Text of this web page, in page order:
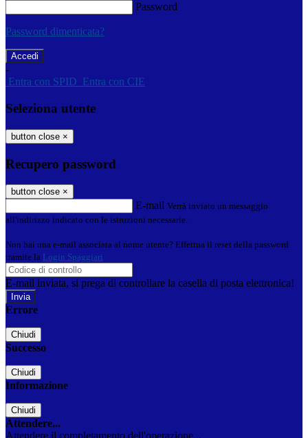
Password
Password dimenticata?
-
Entra con SPID Entra con CIE
Seleziona utente
button close ×
Recupero password
button close ×
E-mail Verrà inviato un messaggio
all'indirizzo indicato con le istruzioni necessarie.
Non hai una e-mail associata al nome utente? Effettua il reset della password
tramite la Login Spaggiari
E-mail inviata, si prega di controllare la casella di posta elettronica!
Errore
Chiudi
Successo
Chiudi
Informazione
Chiudi
Attendere...